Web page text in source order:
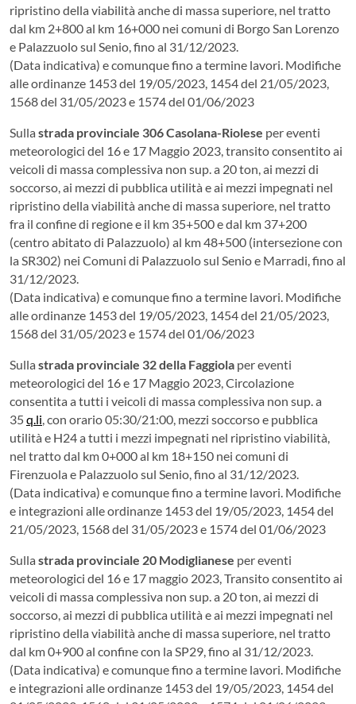
ripristino della viabilità anche di massa superiore, nel tratto
dal km 2+800 al km 16+000 nei comuni di Borgo San Lorenzo
e Palazzuolo sul Senio, fino al 31/12/2023.
(Data indicativa) e comunque fino a termine lavori. Modifiche
alle ordinanze 1453 del 19/05/2023, 1454 del 21/05/2023,
1568 del 31/05/2023 e 1574 del 01/06/2023
Sulla strada provinciale 306 Casolana-Riolese per eventi
meteorologici del 16 e 17 Maggio 2023, transito consentito ai
veicoli di massa complessiva non sup. a 20 ton, ai mezzi di
soccorso, ai mezzi di pubblica utilità e ai mezzi impegnati nel
ripristino della viabilità anche di massa superiore, nel tratto
fra il confine di regione e il km 35+500 e dal km 37+200
(centro abitato di Palazzuolo) al km 48+500 (intersezione con
la SR302) nei Comuni di Palazzuolo sul Senio e Marradi, fino al
31/12/2023.
(Data indicativa) e comunque fino a termine lavori. Modifiche
alle ordinanze 1453 del 19/05/2023, 1454 del 21/05/2023,
1568 del 31/05/2023 e 1574 del 01/06/2023
Sulla strada provinciale 32 della Faggiola per eventi
meteorologici del 16 e 17 Maggio 2023, Circolazione
consentita a tutti i veicoli di massa complessiva non sup. a
35q.li, con orario 05:30/21:00, mezzi soccorso e pubblica
utilità e H24 a tutti i mezzi impegnati nel ripristino viabilità,
nel tratto dal km 0+000 al km 18+150 nei comuni di
Firenzuola e Palazzuolo sul Senio, fino al 31/12/2023.
(Data indicativa) e comunque fino a termine lavori. Modifiche
e integrazioni alle ordinanze 1453 del 19/05/2023, 1454 del
21/05/2023, 1568 del 31/05/2023 e 1574 del 01/06/2023
Sulla strada provinciale 20 Modiglianese per eventi
meteorologici del 16 e 17 maggio 2023, Transito consentito ai
veicoli di massa complessiva non sup. a 20 ton, ai mezzi di
soccorso, ai mezzi di pubblica utilità e ai mezzi impegnati nel
ripristino della viabilità anche di massa superiore, nel tratto
dal km 0+900 al confine con la SP29, fino al 31/12/2023.
(Data indicativa) e comunque fino a termine lavori. Modifiche
e integrazioni alle ordinanze 1453 del 19/05/2023, 1454 del